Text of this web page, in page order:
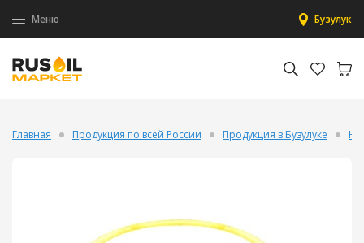
Меню Бузулук
Главная Продукция по всей России Продукция в Бузулуке